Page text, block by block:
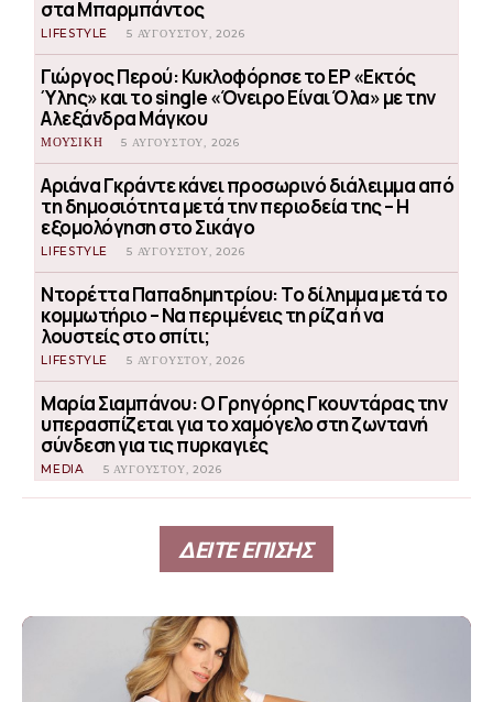
στα Μπαρμπάντος
LIFESTYLE 5 ΑΥΓΟΎΣΤΟΥ, 2026
Γιώργος Περού: Κυκλοφόρησε το EP «Εκτός
Ύλης» και το single «Όνειρο Είναι Όλα» με την
Αλεξάνδρα Μάγκου
ΜΟΥΣΙΚΗ 5 ΑΥΓΟΎΣΤΟΥ, 2026
Αριάνα Γκράντε κάνει προσωρινό διάλειμμα από
τη δημοσιότητα μετά την περιοδεία της – Η
εξομολόγηση στο Σικάγο
LIFESTYLE 5 ΑΥΓΟΎΣΤΟΥ, 2026
Ντορέττα Παπαδημητρίου: Το δίλημμα μετά το
κομμωτήριο – Να περιμένεις τη ρίζα ή να
λουστείς στο σπίτι;
LIFESTYLE 5 ΑΥΓΟΎΣΤΟΥ, 2026
Μαρία Σιαμπάνου: Ο Γρηγόρης Γκουντάρας την
υπερασπίζεται για το χαμόγελο στη ζωντανή
σύνδεση για τις πυρκαγιές
MEDIA 5 ΑΥΓΟΎΣΤΟΥ, 2026
ΔΕΙΤΕ ΕΠΙΣΗΣ